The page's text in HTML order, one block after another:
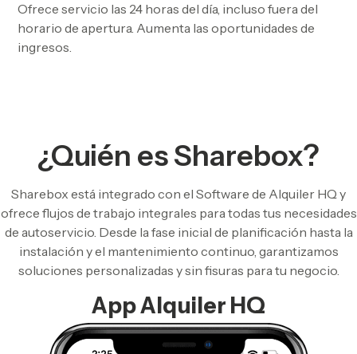
Ofrece servicio las 24 horas del día, incluso fuera del
horario de apertura. Aumenta las oportunidades de
ingresos.
¿Quién es Sharebox?
Sharebox está integrado con el Software de Alquiler HQ y
ofrece flujos de trabajo integrales para todas tus necesidades
de autoservicio. Desde la fase inicial de planificación hasta la
instalación y el mantenimiento continuo, garantizamos
soluciones personalizadas y sin fisuras para tu negocio.
App Alquiler HQ